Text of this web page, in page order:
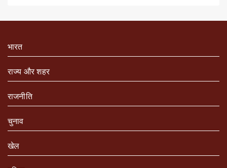
भारत
राज्य और शहर
राजनीति
चुनाव
खेल